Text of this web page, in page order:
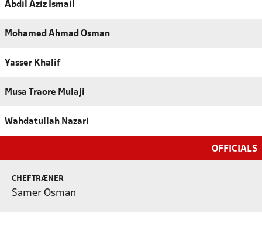
Abdil Aziz Ismail
Mohamed Ahmad Osman
Yasser Khalif
Musa Traore Mulaji
Wahdatullah Nazari
OFFICIALS
CHEFTRÆNER
Samer Osman